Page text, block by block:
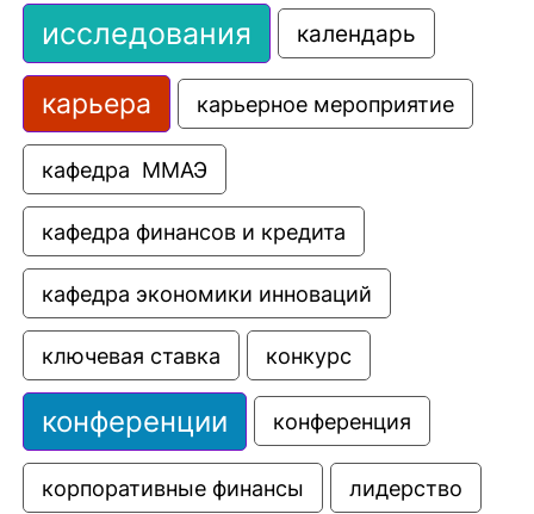
исследования календарь
карьера карьерное мероприятие
кафедра  ММАЭ
кафедра финансов и кредита
кафедра экономики инноваций
ключевая ставка конкурс
конференции конференция
корпоративные финансы лидерство